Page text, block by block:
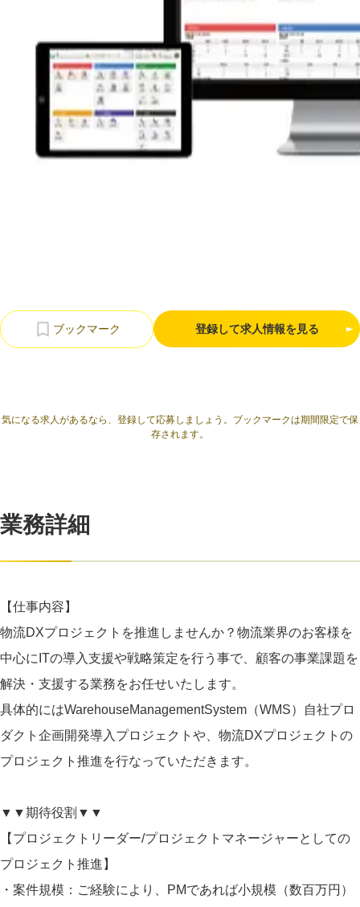
お問い合わせ
法人向け資料ダウンロード
/採用検討企業様へ
登録して求人情報を見る
気になる求人があるなら、登録して応募しましょう。ブックマークは期間限定で保
存されます。
業務詳細
【仕事内容】
物流DXプロジェクトを推進しませんか？物流業界のお客様を
中心にITの導入支援や戦略策定を行う事で、顧客の事業課題を
解決・支援する業務をお任せいたします。
具体的にはWarehouseManagementSystem（WMS）自社プロ
ダクト企画開発導入プロジェクトや、物流DXプロジェクトの
プロジェクト推進を行なっていただきます。
▼▼期待役割▼▼
【プロジェクトリーダー/プロジェクトマネージャーとしての
プロジェクト推進】
・案件規模：ご経験により、PMであれば小規模（数百万円）